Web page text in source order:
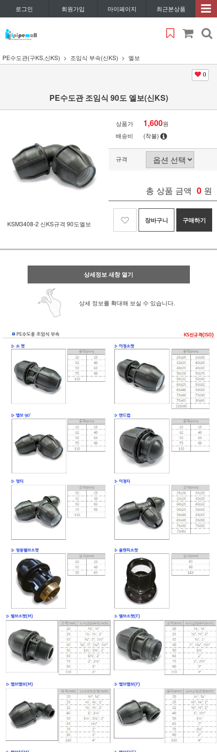
로그인 회원가입 마이페이지 최근본상품
PE수도관(구KS,신KS) 조임식 부속(신KS) 엘보
0
PE수도관 조임식 90도 엘보(신KS)
KSM3408-2 신KS규격 90도엘보
상품가 1,600원
배송비
(착불)
규격
총 상품 금액 0 원
장바구니 구매하기
상세정보 새창 열기
상세 정보를 확대해 보실 수 있습니다.